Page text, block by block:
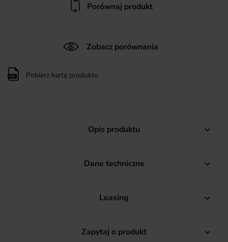
Porównaj produkt
Zobacz porównania
Pobierz kartę produktu
Opis produktu 
Dane techniczne 
Leasing 
Zapytaj o produkt 